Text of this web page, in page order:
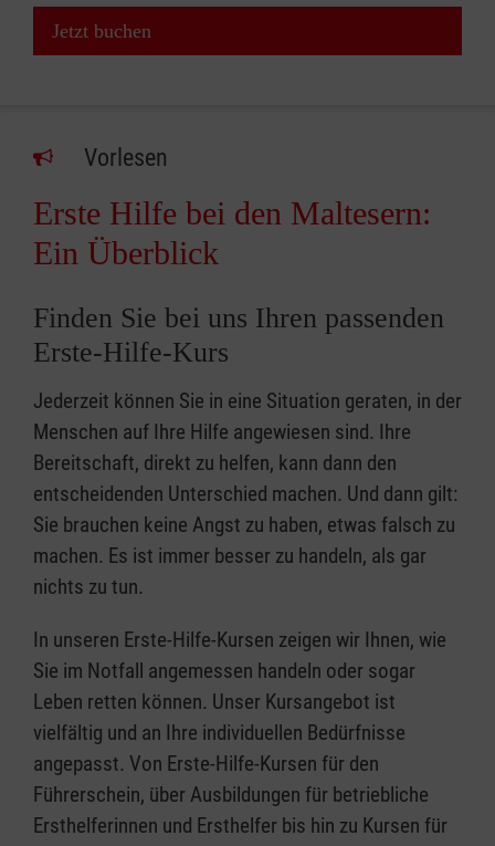
Jetzt buchen
Vorlesen
Erste Hilfe bei den Maltesern:
Ein Überblick
Finden Sie bei uns Ihren passenden
Erste-Hilfe-Kurs
Jederzeit können Sie in eine Situation geraten, in der
Menschen auf Ihre Hilfe angewiesen sind. Ihre
Bereitschaft, direkt zu helfen, kann dann den
entscheidenden Unterschied machen. Und dann gilt:
Sie brauchen keine Angst zu haben, etwas falsch zu
machen. Es ist immer besser zu handeln, als gar
nichts zu tun.
In unseren Erste-Hilfe-Kursen zeigen wir Ihnen, wie
Sie im Notfall angemessen handeln oder sogar
Leben retten können. Unser Kursangebot ist
vielfältig und an Ihre individuellen Bedürfnisse
angepasst. Von Erste-Hilfe-Kursen für den
Führerschein, über Ausbildungen für betriebliche
Ersthelferinnen und Ersthelfer bis hin zu Kursen für